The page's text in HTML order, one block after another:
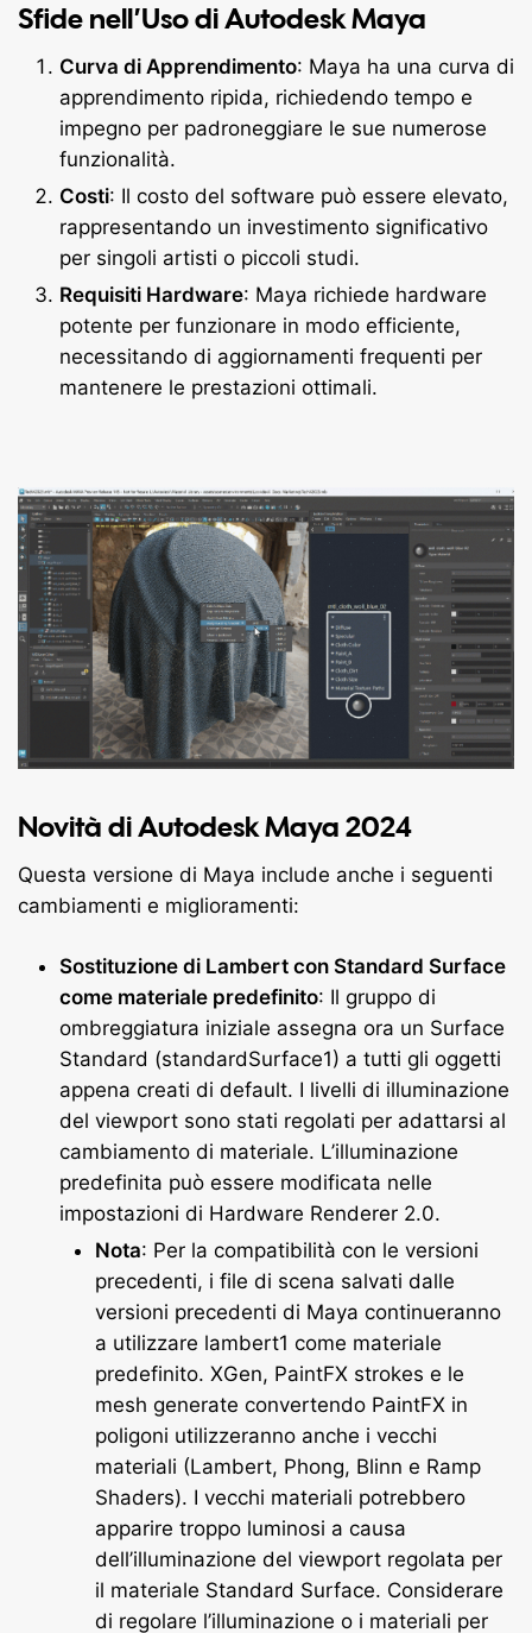
Sfide nell’Uso di Autodesk Maya
Curva di Apprendimento: Maya ha una curva di
apprendimento ripida, richiedendo tempo e
impegno per padroneggiare le sue numerose
funzionalità.
Costi: Il costo del software può essere elevato,
rappresentando un investimento significativo
per singoli artisti o piccoli studi.
Requisiti Hardware: Maya richiede hardware
potente per funzionare in modo efficiente,
necessitando di aggiornamenti frequenti per
mantenere le prestazioni ottimali.
Novità di Autodesk Maya 2024
Questa versione di Maya include anche i seguenti
cambiamenti e miglioramenti:
Sostituzione di Lambert con Standard Surface
come materiale predefinito: Il gruppo di
ombreggiatura iniziale assegna ora un Surface
Standard (standardSurface1) a tutti gli oggetti
appena creati di default. I livelli di illuminazione
del viewport sono stati regolati per adattarsi al
cambiamento di materiale. L’illuminazione
predefinita può essere modificata nelle
impostazioni di Hardware Renderer 2.0.
Nota: Per la compatibilità con le versioni
precedenti, i file di scena salvati dalle
versioni precedenti di Maya continueranno
a utilizzare lambert1 come materiale
predefinito. XGen, PaintFX strokes e le
mesh generate convertendo PaintFX in
poligoni utilizzeranno anche i vecchi
materiali (Lambert, Phong, Blinn e Ramp
Shaders). I vecchi materiali potrebbero
apparire troppo luminosi a causa
dell’illuminazione del viewport regolata per
il materiale Standard Surface. Considerare
di regolare l’illuminazione o i materiali per